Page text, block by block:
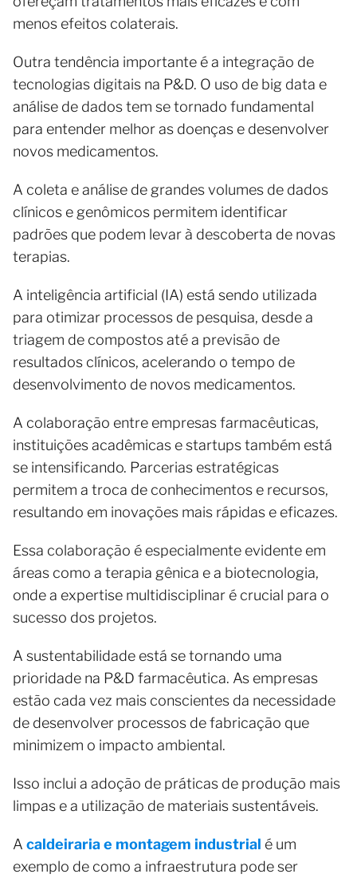
menos efeitos colaterais.
Outra tendência importante é a integração de
tecnologias digitais na P&D. O uso de big data e
análise de dados tem se tornado fundamental
para entender melhor as doenças e desenvolver
novos medicamentos.
A coleta e análise de grandes volumes de dados
clínicos e genômicos permitem identificar
padrões que podem levar à descoberta de novas
terapias.
A inteligência artificial (IA) está sendo utilizada
para otimizar processos de pesquisa, desde a
triagem de compostos até a previsão de
resultados clínicos, acelerando o tempo de
desenvolvimento de novos medicamentos.
A colaboração entre empresas farmacêuticas,
instituições acadêmicas e startups também está
se intensificando. Parcerias estratégicas
permitem a troca de conhecimentos e recursos,
resultando em inovações mais rápidas e eficazes.
Essa colaboração é especialmente evidente em
áreas como a terapia gênica e a biotecnologia,
onde a expertise multidisciplinar é crucial para o
sucesso dos projetos.
A sustentabilidade está se tornando uma
prioridade na P&D farmacêutica. As empresas
estão cada vez mais conscientes da necessidade
de desenvolver processos de fabricação que
minimizem o impacto ambiental.
Isso inclui a adoção de práticas de produção mais
limpas e a utilização de materiais sustentáveis.
A caldeiraria e montagem industrial é um
exemplo de como a infraestrutura pode ser